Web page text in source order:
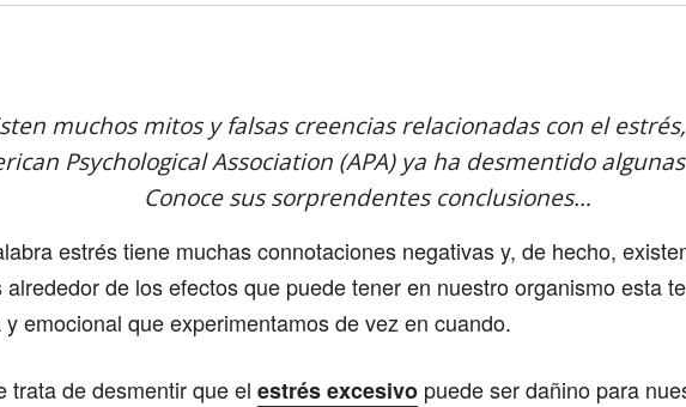
muchos mitos y falsas creencias relacionadas con el
Psychological Association (APA) ya ha desmentido
Conoce sus sorprendentes conclusiones…
estrés tiene muchas connotaciones negativas y, de hecho,
alrededor de los efectos que puede tener en nuestro organismo esta
emocional que experimentamos de vez en cuando.
trata de desmentir que el estrés excesivo puede ser dañino para